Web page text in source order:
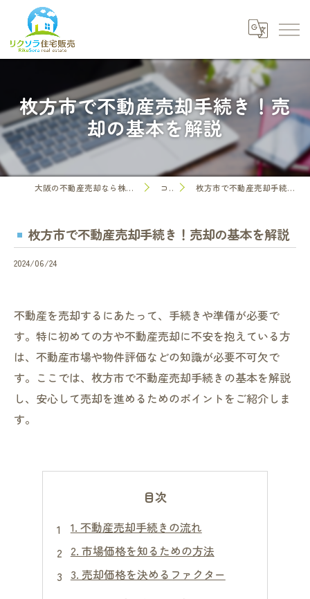
枚方市で不動産売却手続き！売
却の基本を解説
大阪の不動産売却なら株式会社リクソラ住宅販売 コラム 枚方市で不動産売却手続き！売却の基本を解説
枚方市で不動産売却手続き！売却の基本を解説
2024/06/24
不動産を売却するにあたって、手続きや準備が必要で
す。特に初めての方や不動産売却に不安を抱えている方
は、不動産市場や物件評価などの知識が必要不可欠で
す。ここでは、枚方市で不動産売却手続きの基本を解説
し、安心して売却を進めるためのポイントをご紹介しま
す。
目次
1. 不動産売却手続きの流れ
2. 市場価格を知るための方法
3. 売却価格を決めるファクター